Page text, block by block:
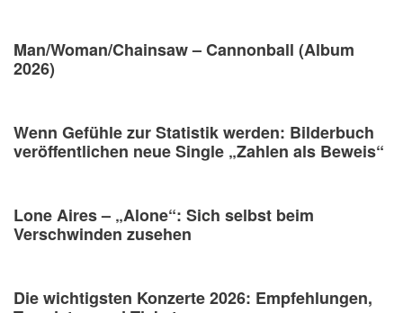
Man/Woman/Chainsaw – Cannonball (Album
2026)
Wenn Gefühle zur Statistik werden: Bilderbuch
veröffentlichen neue Single „Zahlen als Beweis“
Lone Aires – „Alone“: Sich selbst beim
Verschwinden zusehen
Die wichtigsten Konzerte 2026: Empfehlungen,